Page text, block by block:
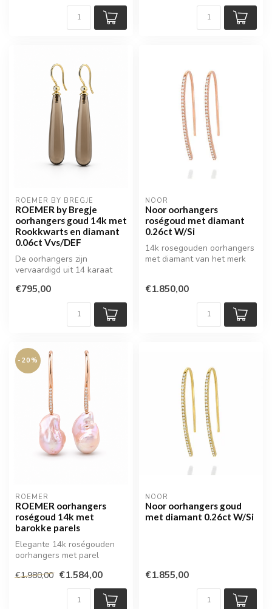
ROEMER BY BREGJE
ROEMER by Bregje
oorhangers goud 14k met
Rookkwarts en diamant
0.06ct Vvs/DEF
De oorhangers zijn
vervaardigd uit 14 karaat
prachtige ...
€795,00
NOOR
Noor oorhangers
roségoud met diamant
0.26ct W/Si
14k rosegouden oorhangers
met diamant van het merk
€1.850,00
-20%
ROEMER
ROEMER oorhangers
roségoud 14k met
barokke parels
Elegante 14k roségouden
oorhangers met parel
€1.980,00 €1.584,00
NOOR
Noor oorhangers goud
met diamant 0.26ct W/Si
€1.855,00